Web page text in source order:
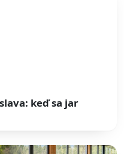
keď sa jar